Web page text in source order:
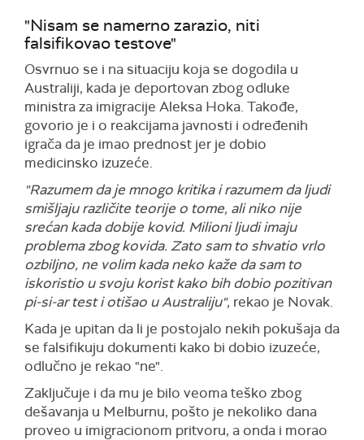
"Nisam se namerno zarazio, niti
falsifikovao testove"
Osvrnuo se i na situaciju koja se dogodila u
Australiji, kada je deportovan zbog odluke
ministra za imigracije Aleksa Hoka. Takođe,
govorio je i o reakcijama javnosti i određenih
igrača da je imao prednost jer je dobio
medicinsko izuzeće.
"Razumem da je mnogo kritika i razumem da ljudi
smišljaju različite teorije o tome, ali niko nije
srećan kada dobije kovid. Milioni ljudi imaju
problema zbog kovida. Zato sam to shvatio vrlo
ozbiljno, ne volim kada neko kaže da sam to
iskoristio u svoju korist kako bih dobio pozitivan
pi-si-ar test i otišao u Australiju", rekao je Novak.
Kada je upitan da li je postojalo nekih pokušaja da
se falsifikuju dokumenti kako bi dobio izuzeće,
odlučno je rekao "ne".
Zaključuje i da mu je bilo veoma teško zbog
dešavanja u Melburnu, pošto je nekoliko dana
proveo u imigracionom pritvoru, a onda i morao